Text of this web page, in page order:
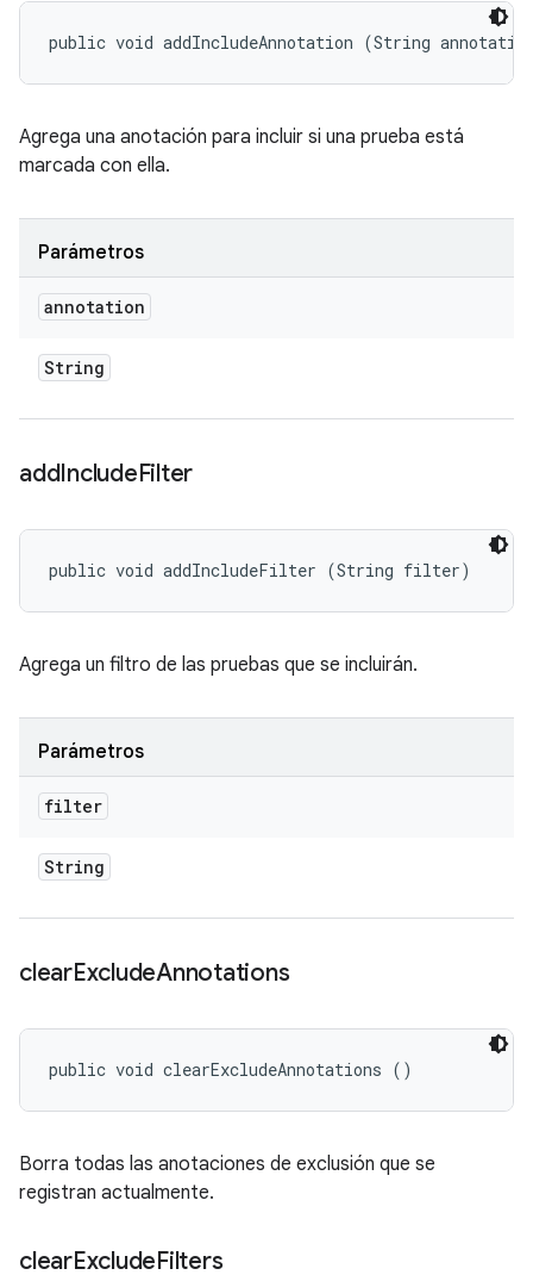
public void addIncludeAnnotation (String
Agrega una anotación para incluir si una prueba está
marcada con ella.
Parámetros
annotation
String
addIncludeFilter
public void addIncludeFilter (String filter)
Agrega un filtro de las pruebas que se incluirán.
Parámetros
filter
String
clearExcludeAnnotations
public void clearExcludeAnnotations ()
Borra todas las anotaciones de exclusión que se
registran actualmente.
clearExcludeFilters